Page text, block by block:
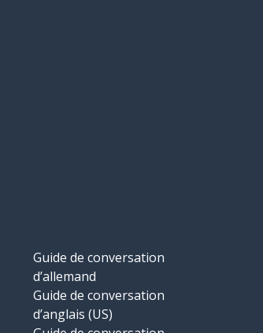
Guide de conversation
d’allemand
Guide de conversation
d’anglais (US)